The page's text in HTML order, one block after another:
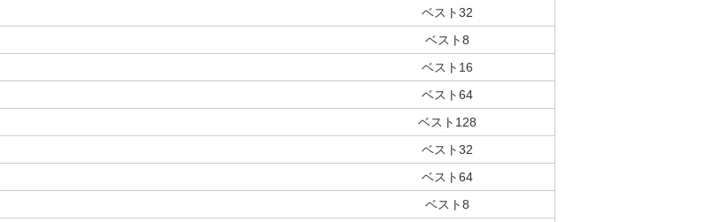
ベスト32
ベスト8
ベスト16
ベスト64
ベスト128
ベスト32
ベスト64
ベスト8